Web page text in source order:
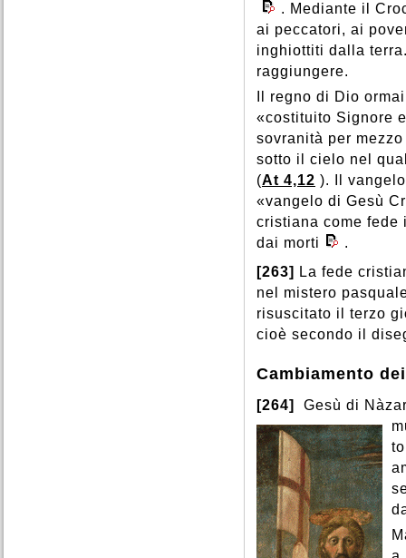
. Mediante il
ai peccatori, ai
inghiottiti dalla
raggiungere.
Il regno di Dio
«costituito Signore
sovranità per
sotto il cielo nel
(At 4,12 ). Il
«vangelo di Gesù
cristiana come fede
dai morti
.
[263]
La fede
nel mistero
risuscitato il terzo
cioè secondo il
Cambiamento
[264]
Gesù di